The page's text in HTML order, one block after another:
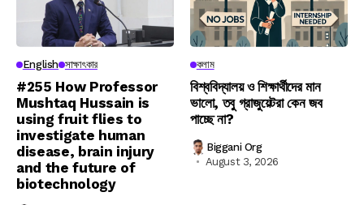
English সাক্ষাৎকার
#255 How Professor
Mushtaq Hussain is
using fruit flies to
investigate human
disease, brain injury
and the future of
biotechnology
কলাম
বিশ্ববিদ্যালয় ও শিক্ষার্থীদের মান
ভালো, তবু গ্রাজুয়েটরা কেন জব
পাচ্ছে না?
Biggani Org
August 3, 2026